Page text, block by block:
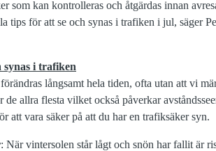
som kan kontrolleras och åtgärdas innan
tips för att se och synas i trafiken i jul, säger
synas i trafiken
långsamt hela tiden, ofta utan att vi
de allra flesta vilket också påverkar
att vara säker på att du har en trafiksäker syn.
: När vintersolen står lågt och snön har fallit är